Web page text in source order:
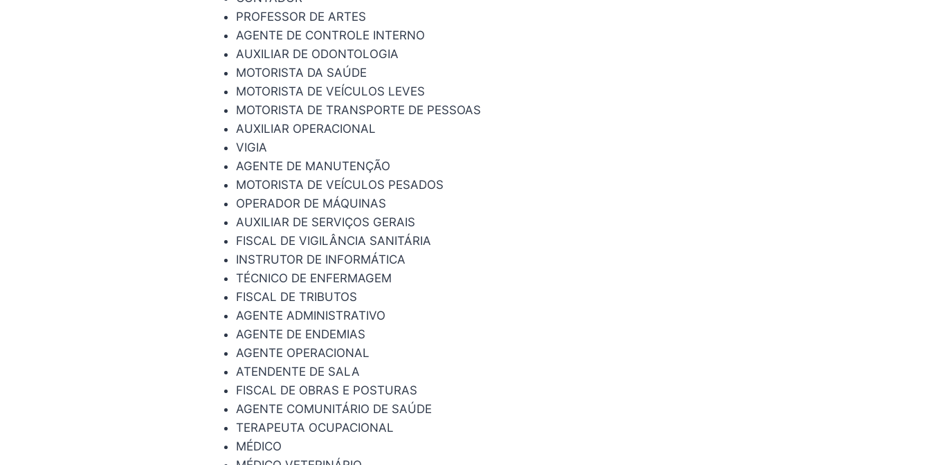
PROFESSOR DE ARTES
AGENTE DE CONTROLE INTERNO
AUXILIAR DE ODONTOLOGIA
MOTORISTA DA SAÚDE
MOTORISTA DE VEÍCULOS LEVES
MOTORISTA DE TRANSPORTE DE PESSOAS
AUXILIAR OPERACIONAL
VIGIA
AGENTE DE MANUTENÇÃO
MOTORISTA DE VEÍCULOS PESADOS
OPERADOR DE MÁQUINAS
AUXILIAR DE SERVIÇOS GERAIS
FISCAL DE VIGILÂNCIA SANITÁRIA
INSTRUTOR DE INFORMÁTICA
TÉCNICO DE ENFERMAGEM
FISCAL DE TRIBUTOS
AGENTE ADMINISTRATIVO
AGENTE DE ENDEMIAS
AGENTE OPERACIONAL
ATENDENTE DE SALA
FISCAL DE OBRAS E POSTURAS
AGENTE COMUNITÁRIO DE SAÚDE
TERAPEUTA OCUPACIONAL
MÉDICO